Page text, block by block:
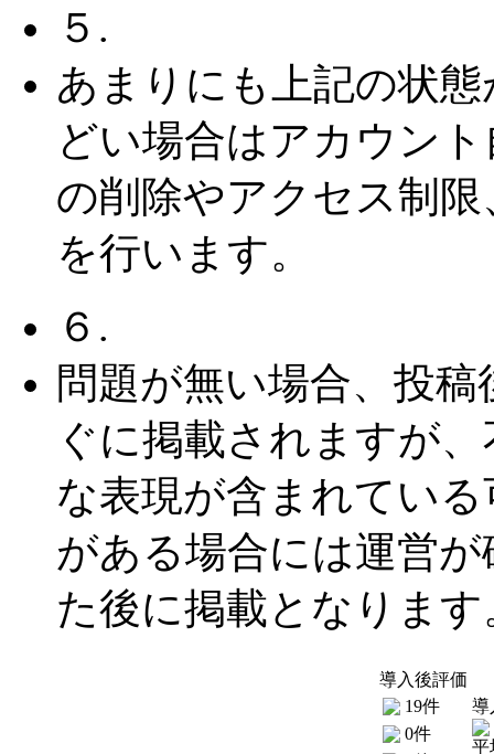
５.
あまりにも上記の状態
どい場合はアカウント
の削除やアクセス制限
を行います。
６.
問題が無い場合、投稿
ぐに掲載されますが
な表現が含まれている
がある場合には運営が
た後に掲載となります
導入後評価
19件
0件
導
平